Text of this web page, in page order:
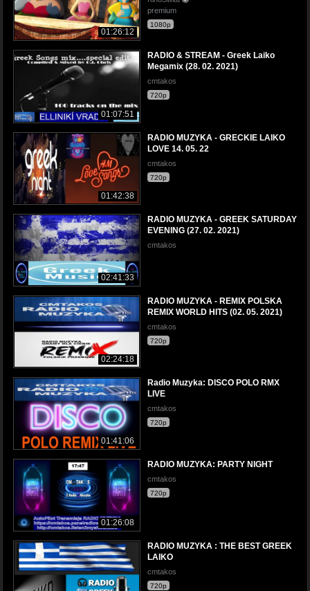
01:26:12
premium
1080p
01:07:51
RADIO & STREAM - Greek Laiko
Megamix (28. 02. 2021)
cmtakos
720p
01:42:38
RADIO MUZYKA - GRECKIE LAIKO
LOVE 14. 05. 22
cmtakos
720p
02:41:33
RADIO MUZYKA - GREEK SATURDAY
EVENING (27. 02. 2021)
cmtakos
02:24:18
RADIO MUZYKA - REMIX POLSKA
REMIX WORLD HITS (02. 05. 2021)
cmtakos
720p
01:41:06
Radio Muzyka: DISCO POLO RMX
LIVE
cmtakos
720p
01:26:08
RADIO MUZYKA: PARTY NIGHT
cmtakos
720p
RADIO MUZYKA : THE BEST GREEK
LAIKO
cmtakos
720p